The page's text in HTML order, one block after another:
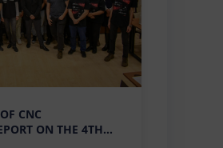
CNC
ON THE 4TH